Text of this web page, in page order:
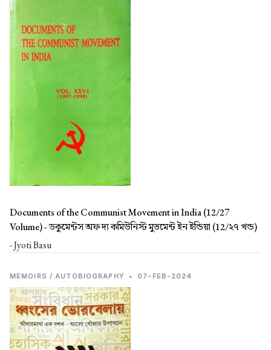
Documents of the Communist Movement in India (12/27
Volume) -ডকুমেন্টস অফ দ্য কমিউনিস্ট মুভমেন্ট ইন ইন্ডিয়া (12/২৭ খন্ড)
- Jyoti Basu
MEMOIRS / AUTOBIOGRAPHY • 07-FEB-2024